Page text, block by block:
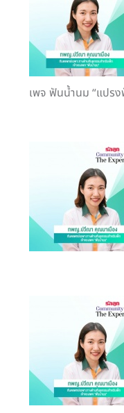
เพจ ฟันน้ำนม “แปรง